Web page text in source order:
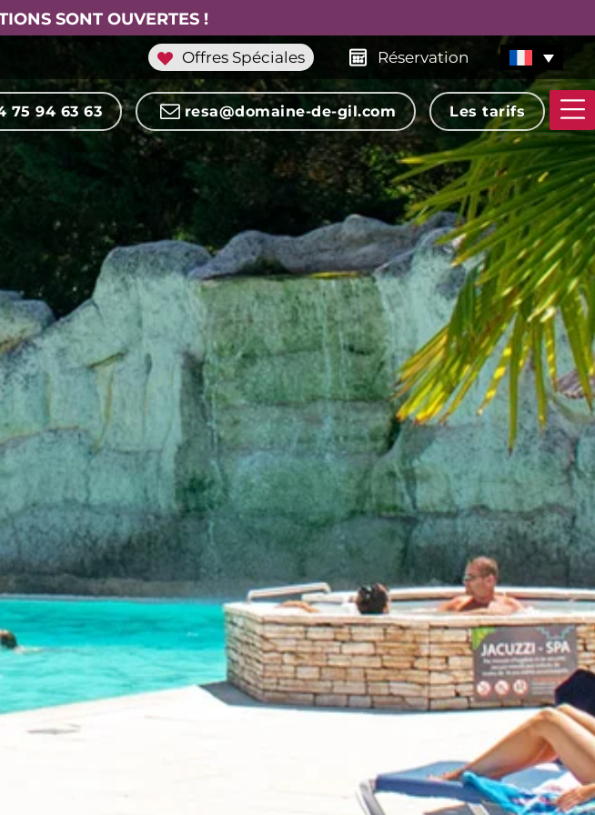
SONT OUVERTES !
Offres Spéciales Réservation
75 94 63 63 resa@domaine-de-gil.com Les tarifs